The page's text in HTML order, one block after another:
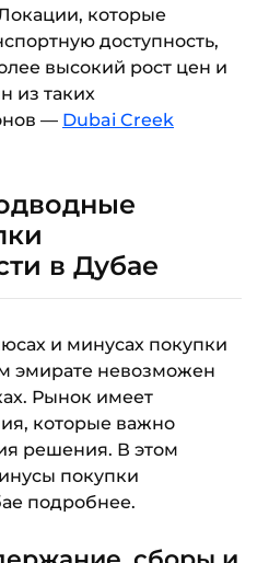
которые
доступность,
высокий рост цен и
из таких
— Dubai Creek
в Дубае
и минусах покупки
эмирате невозможен
Рынок имеет
которые важно
решения. В этом
покупки
подробнее.